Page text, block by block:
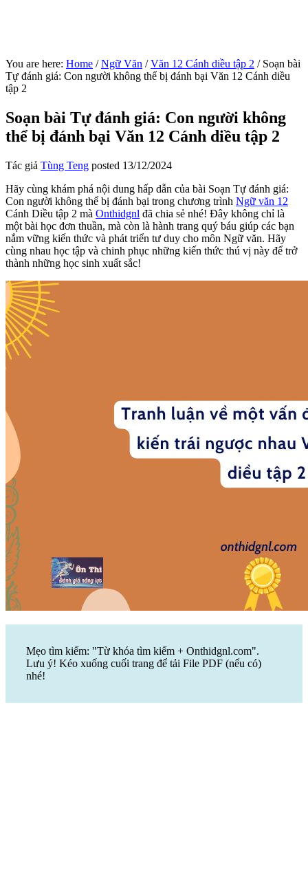
You are here: Home / Ngữ Văn / Văn 12 Cánh diều tập 2 /Soạn bài
Tự đánh giá: Con người không thể bị đánh bại Văn 12 Cánh diều
tập 2
Soạn bài Tự đánh giá: Con người không
thể bị đánh bại Văn 12 Cánh diều tập 2
Tác giả Tùng Teng posted 13/12/2024
Hãy cùng khám phá nội dung hấp dẫn của bài Soạn Tự đánh giá:
Con người không thể bị đánh bại trong chương trình Ngữ văn 12
Cánh Diều tập 2 mà Onthidgnl đã chia sẻ nhé! Đây không chỉ là
một bài học đơn thuần, mà còn là hành trang quý báu giúp các bạn
nắm vững kiến thức và phát triển tư duy cho môn Ngữ văn. Hãy
cùng nhau học tập và chinh phục những kiến thức thú vị này để trở
thành những học sinh xuất sắc!
Mẹo tìm kiếm: "Từ khóa tìm kiếm + Onthidgnl.com".
Lưu ý! Kéo xuống cuối trang để tải File PDF (nếu có)
nhé!